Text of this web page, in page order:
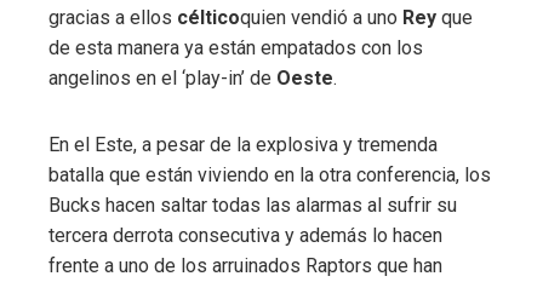
gracias a ellos célticoquien vendió a uno Rey que
de esta manera ya están empatados con los
angelinos en el ‘play-in’ de Oeste.
En el Este, a pesar de la explosiva y tremenda
batalla que están viviendo en la otra conferencia, los
Bucks hacen saltar todas las alarmas al sufrir su
tercera derrota consecutiva y además lo hacen
frente a uno de los arruinados Raptors que han